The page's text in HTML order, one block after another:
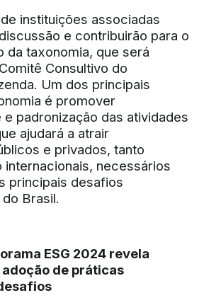
instituições associadas
e contribuirão para o
da taxonomia, que será
Consultivo do
Um dos principais
é promover
padronização das atividades
ajudará a atrair
e privados, tanto
internacionais, necessários
principais desafios
Brasil.
ESG 2024 revela
de práticas